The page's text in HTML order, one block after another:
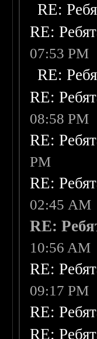
RE:
RE:
07:53 PM
RE:
RE:
08:58 PM
RE:
PM
RE:
02:45 AM
RE:
10:56 AM
RE:
09:17 PM
RE:
RE: